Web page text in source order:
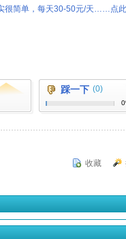
很简单，每天30-50元/天……点
踩一下 (0)
收藏